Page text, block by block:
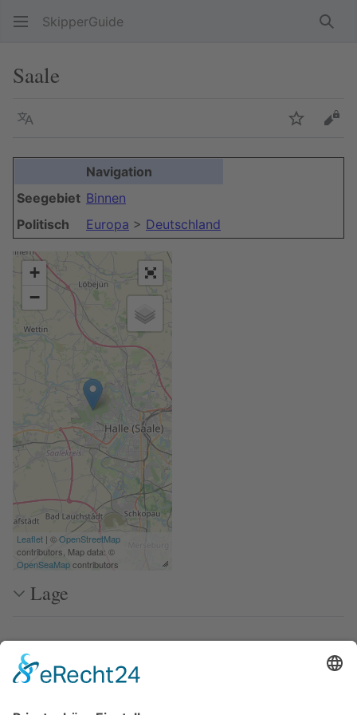
SkipperGuide
Saale
Sprache
Navigation
Seegebiet Binnen
Politisch
Europa > Deutschland
+
−
Leaflet | ©OpenStreetMap
contributors, Map data: ©
OpenSeaMapcontributors
Lage
Anleger/ Häfen